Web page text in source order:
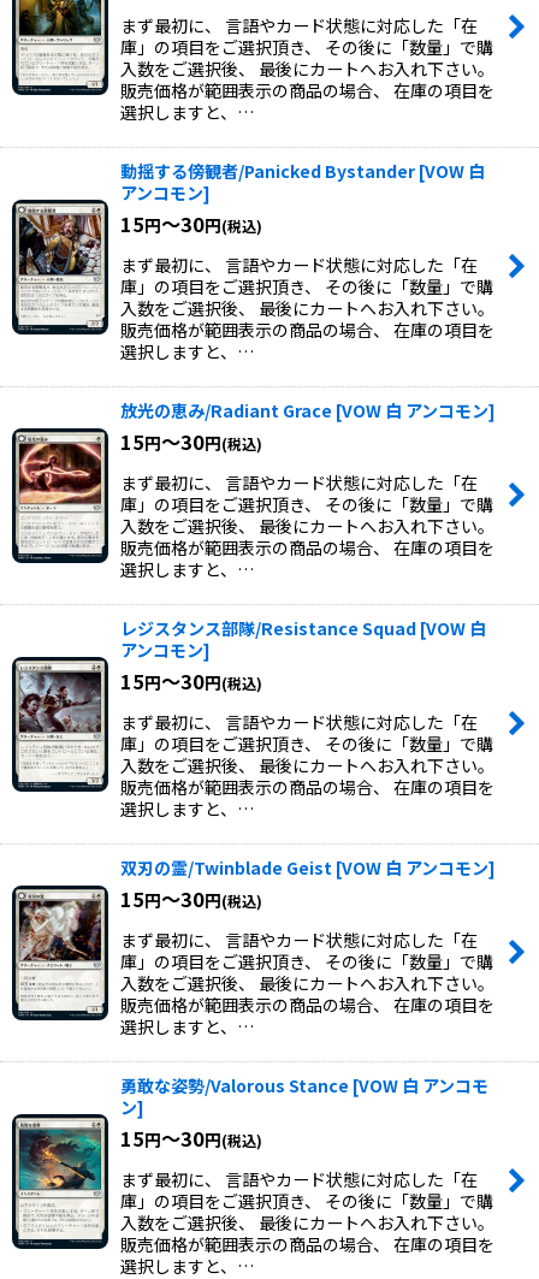
まず最初に、 言語やカード状態に対応した「在
庫」の項目をご選択頂き、 その後に「数量」で購
入数をご選択後、 最後にカートへお入れ下さい。
販売価格が範囲表示の商品の場合、 在庫の項目を
選択しますと、…
動揺する傍観者/Panicked Bystander [VOW 白
アンコモン]
15円～30円(税込)
まず最初に、 言語やカード状態に対応した「在
庫」の項目をご選択頂き、 その後に「数量」で購
入数をご選択後、 最後にカートへお入れ下さい。
販売価格が範囲表示の商品の場合、 在庫の項目を
選択しますと、…
放光の恵み/Radiant Grace [VOW 白 アンコモン]
15円～30円(税込)
まず最初に、 言語やカード状態に対応した「在
庫」の項目をご選択頂き、 その後に「数量」で購
入数をご選択後、 最後にカートへお入れ下さい。
販売価格が範囲表示の商品の場合、 在庫の項目を
選択しますと、…
レジスタンス部隊/Resistance Squad [VOW 白
アンコモン]
15円～30円(税込)
まず最初に、 言語やカード状態に対応した「在
庫」の項目をご選択頂き、 その後に「数量」で購
入数をご選択後、 最後にカートへお入れ下さい。
販売価格が範囲表示の商品の場合、 在庫の項目を
選択しますと、…
双刃の霊/Twinblade Geist [VOW 白 アンコモン]
15円～30円(税込)
まず最初に、 言語やカード状態に対応した「在
庫」の項目をご選択頂き、 その後に「数量」で購
入数をご選択後、 最後にカートへお入れ下さい。
販売価格が範囲表示の商品の場合、 在庫の項目を
選択しますと、…
勇敢な姿勢/Valorous Stance [VOW 白 アンコモ
ン]
15円～30円(税込)
まず最初に、 言語やカード状態に対応した「在
庫」の項目をご選択頂き、 その後に「数量」で購
入数をご選択後、 最後にカートへお入れ下さい。
販売価格が範囲表示の商品の場合、 在庫の項目を
選択しますと、…